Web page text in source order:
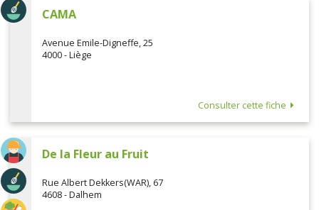
CAMA
Avenue Emile-Digneffe, 25
4000 - Liège
Consulter cette fiche
De la Fleur au Fruit
Rue Albert Dekkers(WAR), 67
4608 - Dalhem